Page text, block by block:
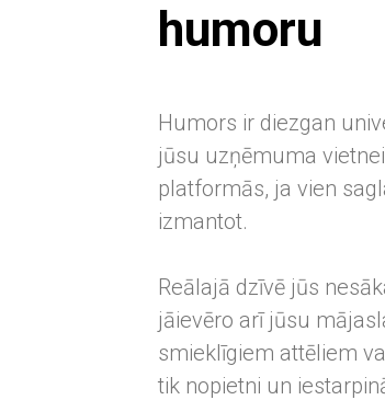
humoru
Humors ir diezgan
jūsu uzņēmuma
platformās, ja vien
izmantot.
Reālajā dzīvē jūs
jāievēro arī jūsu
smieklīgiem attēliem
tik nopietni un